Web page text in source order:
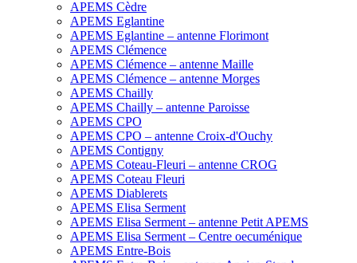
APEMS Cèdre
APEMS Eglantine
APEMS Eglantine – antenne Florimont
APEMS Clémence
APEMS Clémence – antenne Maille
APEMS Clémence – antenne Morges
APEMS Chailly
APEMS Chailly – antenne Paroisse
APEMS CPO
APEMS CPO – antenne Croix-d'Ouchy
APEMS Contigny
APEMS Coteau-Fleuri – antenne CROG
APEMS Coteau Fleuri
APEMS Diablerets
APEMS Elisa Serment
APEMS Elisa Serment – antenne Petit APEMS
APEMS Elisa Serment – Centre oecuménique
APEMS Entre-Bois